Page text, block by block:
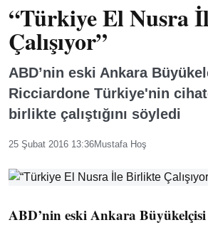
“Türkiye El Nusra
Çalışıyor”
ABD’nin eski Ankara
Ricciardone Türkiye'nin
birlikte çalıştığını söyledi
25 Şubat 2016 13:36Mustafa Hoş
ABD’nin eski Ankara